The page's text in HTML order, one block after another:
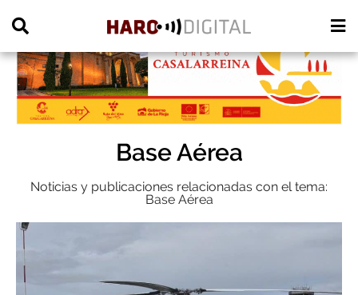
Base Aérea
Noticias y publicaciones relacionadas con el tema:
Base Aérea